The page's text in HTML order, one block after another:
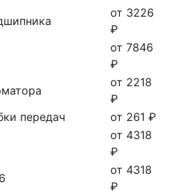
от 3226
₽
от 7846
₽
от 2218
₽
передач
от 261 ₽
от 4318
₽
от 4318
₽